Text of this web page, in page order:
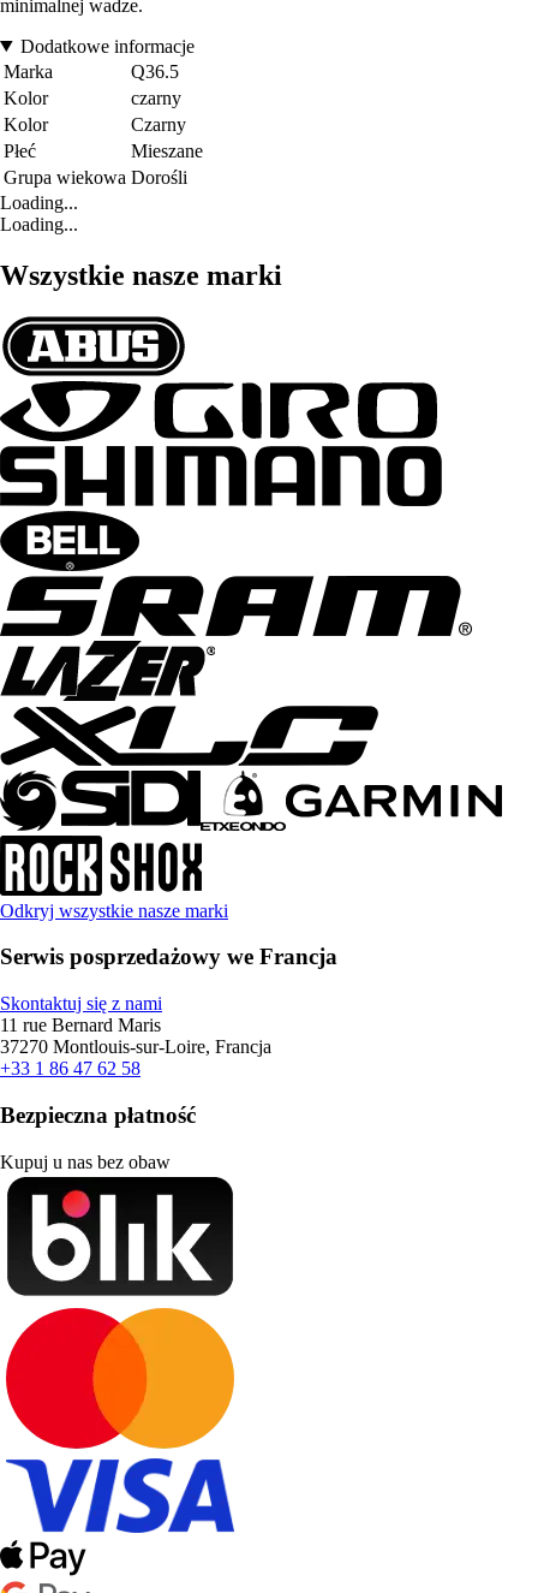
minimalnej wadze.
Dodatkowe informacje
Marka
Q36.5
Kolor
czarny
Kolor
Czarny
Płeć
Mieszane
Grupa wiekowa Dorośli
Loading...
Loading...
Wszystkie nasze marki
Odkryj wszystkie nasze marki
Serwis posprzedażowy we Francja
Skontaktuj się z nami
11 rue Bernard Maris
37270 Montlouis-sur-Loire, Francja
+33 1 86 47 62 58
Bezpieczna płatność
Kupuj u nas bez obaw